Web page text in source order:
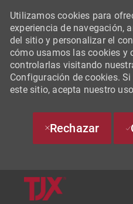
Utilizamos cookies para
experiencia de navegación,
del sitio y personalizar el
cómo usamos las cookies y
controlarlas visitando
Configuración de cookies.
este sitio, acepta nuestro
Rechazar